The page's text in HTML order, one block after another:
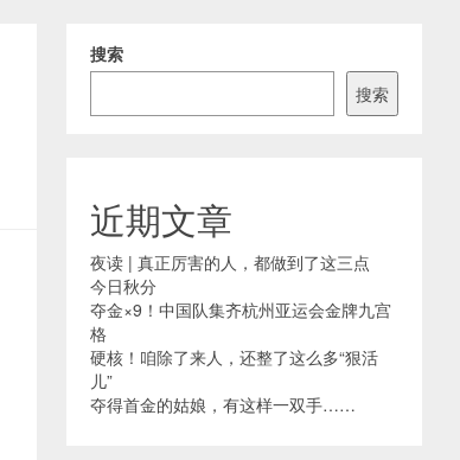
搜索
搜索
近期文章
夜读 | 真正厉害的人，都做到了这三点
今日秋分
夺金×9！中国队集齐杭州亚运会金牌九宫
格
硬核！咱除了来人，还整了这么多“狠活
儿”
夺得首金的姑娘，有这样一双手……